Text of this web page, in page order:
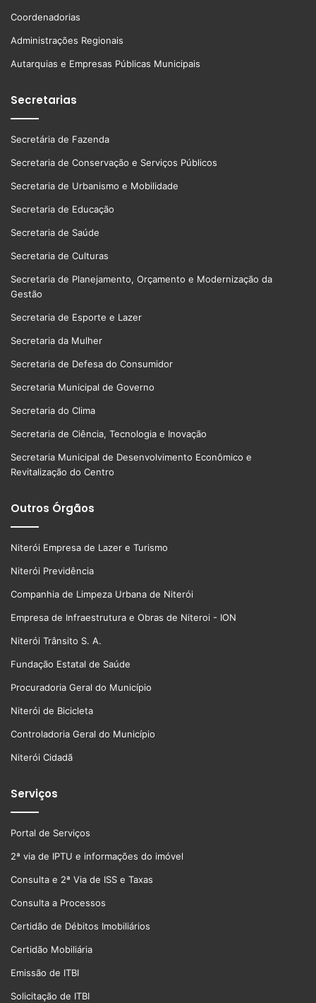
Coordenadorias
Administrações Regionais
Autarquias e Empresas Públicas Municipais
Secretarias
Secretária de Fazenda
Secretaria de Conservação e Serviços Públicos
Secretaria de Urbanismo e Mobilidade
Secretaria de Educação
Secretaria de Saúde
Secretaria de Culturas
Secretaria de Planejamento, Orçamento e Modernização da
Gestão
Secretaria de Esporte e Lazer
Secretaria da Mulher
Secretaria de Defesa do Consumidor
Secretaria Municipal de Governo
Secretaria do Clima
Secretaria de Ciência, Tecnologia e Inovação
Secretaria Municipal de Desenvolvimento Econômico e
Revitalização do Centro
Outros Órgãos
Niterói Empresa de Lazer e Turismo
Niterói Previdência
Companhia de Limpeza Urbana de Niterói
Empresa de Infraestrutura e Obras de Niteroi - ION
Niterói Trânsito S. A.
Fundação Estatal de Saúde
Procuradoria Geral do Município
Niterói de Bicicleta
Controladoria Geral do Município
Niterói Cidadã
Serviços
Portal de Serviços
2ª via de IPTU e informações do imóvel
Consulta e 2ª Via de ISS e Taxas
Consulta a Processos
Certidão de Débitos Imobiliários
Certidão Mobiliária
Emissão de ITBI
Solicitação de ITBI